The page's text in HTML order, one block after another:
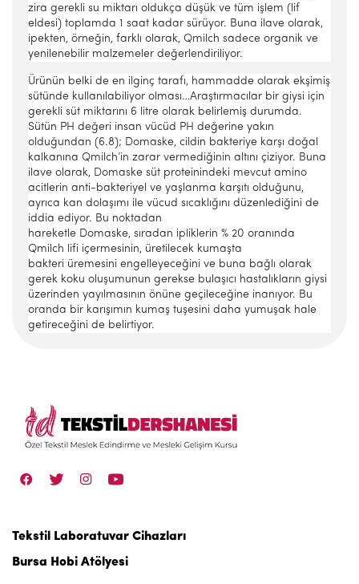
zira gerekli su miktarı oldukça düşük ve tüm işlem (lif
eldesi) toplamda 1 saat kadar sürüyor. Buna ilave olarak,
ipekten, örneğin, farklı olarak, Qmilch sadece organik ve
yenilenebilir malzemeler değerlendiriliyor.
Ürünün belki de en ilginç tarafı, hammadde olarak ekşimiş
sütünde kullanılabiliyor olması…Araştırmacılar bir giysi için
gerekli süt miktarını 6 litre olarak belirlemiş durumda.
Sütün PH değeri insan vücüd PH değerine yakın
olduğundan (6.8); Domaske, cildin bakteriye karşı doğal
kalkanına Qmilch’in zarar vermediğinin altını çiziyor. Buna
ilave olarak, Domaske süt proteinindeki mevcut amino
acitlerin anti-bakteriyel ve yaşlanma karşıtı olduğunu,
ayrıca kan dolaşımı ile vücud sıcaklığını düzenlediğini de
iddia ediyor. Bu noktadan
hareketle Domaske, sıradan ipliklerin % 20 oranında
Qmilch lifi içermesinin, üretilecek kumaşta
bakteri üremesini engelleyeceğini ve buna bağlı olarak
gerek koku oluşumunun gerekse bulaşıcı hastalıkların giysi
üzerinden yayılmasının önüne geçileceğine inanıyor. Bu
oranda bir karışımın kumaş tuşesini daha yumuşak hale
getireceğini de belirtiyor.
Tekstil Laboratuvar Cihazları
Bursa Hobi Atölyesi